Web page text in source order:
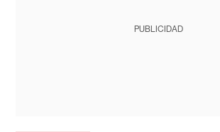
PUBLICIDAD